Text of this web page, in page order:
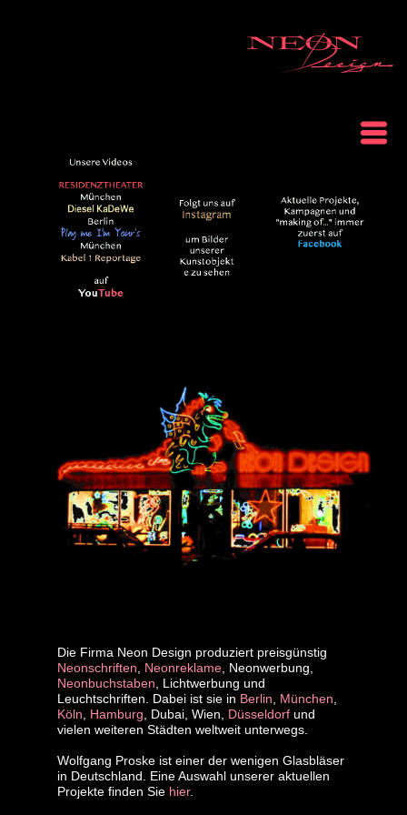
Die Firma Neon Design produziert preisgünstig
Neonschriften, Neonreklame, Neonwerbung,
Neonbuchstaben, Lichtwerbung und
Leuchtschriften. Dabei ist sie in Berlin, München,
Köln, Hamburg, Dubai, Wien, Düsseldorf und
vielen weiteren Städten weltweit unterwegs.
Wolfgang Proske ist einer der wenigen Glasbläser
in Deutschland. Eine Auswahl unserer aktuellen
Projekte finden Sie hier.